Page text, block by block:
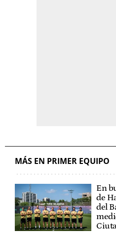
MÁS EN PRIMER EQUIPO
En
de
del